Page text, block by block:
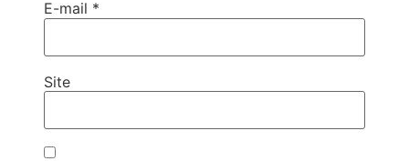
E-mail *
Site